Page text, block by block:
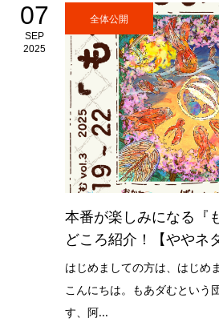
07
SEP
2025
全体公開
本番が楽しみになる『
どころ紹介！【ややネ
はじめましての方は、はじめ
こんにちは。もあダむという
す、阿...